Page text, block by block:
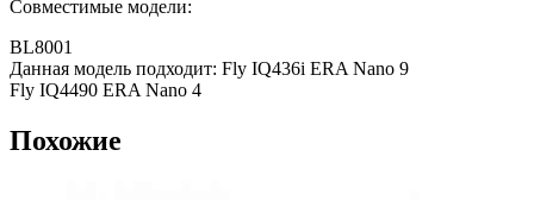
Совместимые модели:
BL8001
Данная модель подходит: Fly IQ436i ERA Nano 9
Fly IQ4490 ERA Nano 4
Похожие